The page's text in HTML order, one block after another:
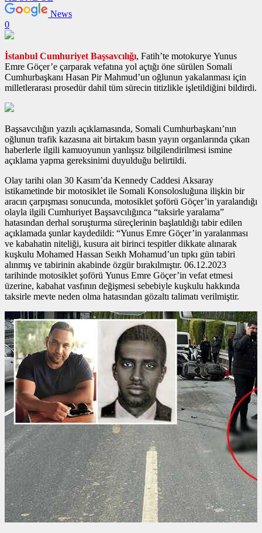
News
0
İstanbul Cumhuriyet Başsavcılığı, Fatih’te motokurye Yunus
Emre Göçer’e çarparak vefatına yol açtığı öne sürülen Somali
Cumhurbaşkanı Hasan Pir Mahmud’un oğlunun yakalanması için
milletlerarası prosedür dahil tüm sürecin titizlikle işletildiğini bildirdi.
Başsavcılığın yazılı açıklamasında, Somali Cumhurbaşkanı’nın
oğlunun trafik kazasına ait birtakım basın yayın organlarında çıkan
haberlerle ilgili kamuoyunun yanlışsız bilgilendirilmesi ismine
açıklama yapma gereksinimi duyulduğu belirtildi.
Olay tarihi olan 30 Kasım’da Kennedy Caddesi Aksaray
istikametinde bir motosiklet ile Somali Konsolosluğuna ilişkin bir
aracın çarpışması sonucunda, motosiklet şoförü Göçer’in yaralandığı
olayla ilgili Cumhuriyet Başsavcılığınca “taksirle yaralama”
hatasından derhal soruşturma süreçlerinin başlatıldığı tabir edilen
açıklamada şunlar kaydedildi: “Yunus Emre Göçer’in yaralanması
ve kabahatin niteliği, kusura ait birinci tespitler dikkate alınarak
kuşkulu Mohamed Hassan Seıkh Mohamud’un tıpkı gün tabiri
alınmış ve tabirinin akabinde özgür bırakılmıştır. 06.12.2023
tarihinde motosiklet şoförü Yunus Emre Göçer’in vefat etmesi
üzerine, kabahat vasfının değişmesi sebebiyle kuşkulu hakkında
taksirle mevte neden olma hatasından gözaltı talimatı verilmiştir.